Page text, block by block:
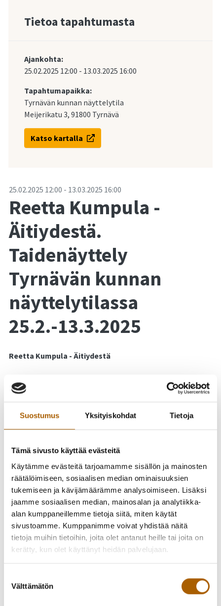
Suostumus Yksityiskohdat Tietoja
Tämä sivusto käyttää evästeitä
Käytämme evästeitä tarjoamamme sisällön ja mainosten
räätälöimiseen, sosiaalisen median ominaisuuksien
tukemiseen ja kävijämäärämme analysoimiseen. Lisäksi
jaamme sosiaalisen median, mainosalan ja analytiikka-
alan kumppaneillemme tietoja siitä, miten käytät
sivustoamme. Kumppanimme voivat yhdistää näitä
tietoja muihin tietoihin, joita olet antanut heille tai joita on
kerätty, kun olet käyttänyt heidän palvelujaan.
valinta
Välttämätön
Tietoa tapahtumasta
Ajankohta:
25.02.2025 12:00 - 13.03.2025 16:00
Tapahtumapaikka:
Tyrnävän kunnan näyttelytila
Meijerikatu 3, 91800 Tyrnävä
Katso kartalla
-25.02.2025 12:00 - 13.03.2025 16:00
Reetta Kumpula -
Äitiydestä.
Taidenäyttely
Tyrnävän kunnan
näyttelytilassa
25.2.-13.3.2025
Reetta Kumpula - Äitiydestä
näyttelytilassa.
Äitiys on tulppaanit maljakossa, kuppi kahvia ja toisiaan
seuraavat päivät. Äitiys on vilkaisu peiliin aamulla. Toisinaan
kanssa yhtä matkaa. Etumatkaa ei ole."
ÄITIYDESTÄ -näyttely on äidin ja taiteilijan tutkiskelua
aiheesta äitiys. Teoksissa näkyy äidiksi kasvaminen,
äitiydessä kasvaminen ja identiteetin muodostuminen
äitiyden myötä. Teokset ottavat käsittelyyn niin
onnellisimmatkin hetket kuin kipeämmätkin kokemukset.
Reetta Kumpula on liminkalainen kuvataiteilija.
lisäksi myös veistoksia, sillä juuri äitiys on se aihe, joka saa